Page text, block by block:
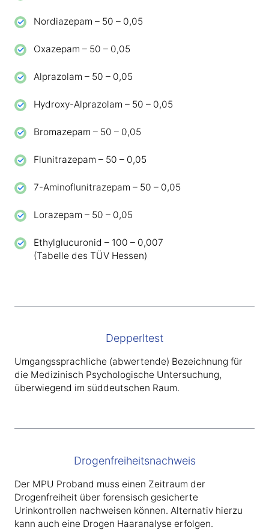
Nordiazepam – 50 – 0,05
Oxazepam – 50 – 0,05
Alprazolam – 50 – 0,05
Hydroxy-Alprazolam – 50 – 0,05
Bromazepam – 50 – 0,05
Flunitrazepam – 50 – 0,05
7-Aminoflunitrazepam – 50 – 0,05
Lorazepam – 50 – 0,05
Ethylglucuronid – 100 – 0,007
(Tabelle des TÜV Hessen)
Depperltest
Umgangssprachliche (abwertende) Bezeichnung für
die Medizinisch Psychologische Untersuchung,
überwiegend im süddeutschen Raum.
Drogenfreiheitsnachweis
Der MPU Proband muss einen Zeitraum der
Drogenfreiheit über forensisch gesicherte
Urinkontrollen nachweisen können. Alternativ hierzu
kann auch eine Drogen Haaranalyse erfolgen.